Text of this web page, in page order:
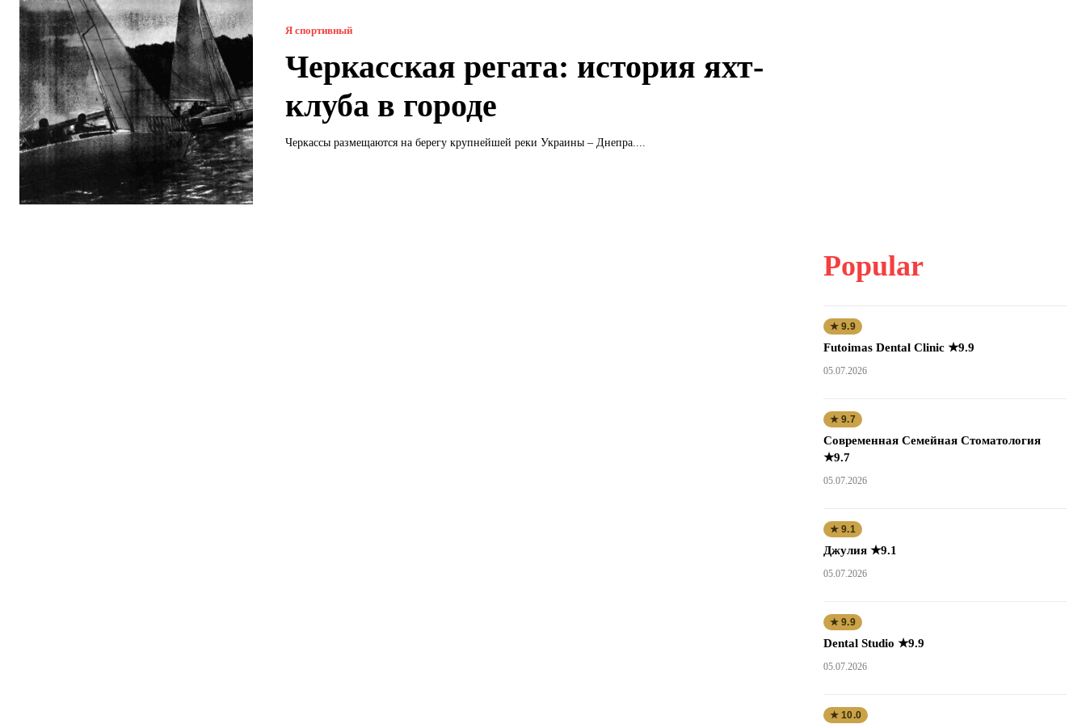
Я спортивный
Черкасская регата: история яхт-
клуба в городе
Черкассы размещаются на берегу крупнейшей реки Украины – Днепра....
Popular
★ 9.9
Futoimas Dental Clinic ★9.9
05.07.2026
★ 9.7
Современная Семейная Стоматология
★9.7
05.07.2026
★ 9.1
Джулия ★9.1
05.07.2026
★ 9.9
Dental Studio ★9.9
05.07.2026
★ 10.0